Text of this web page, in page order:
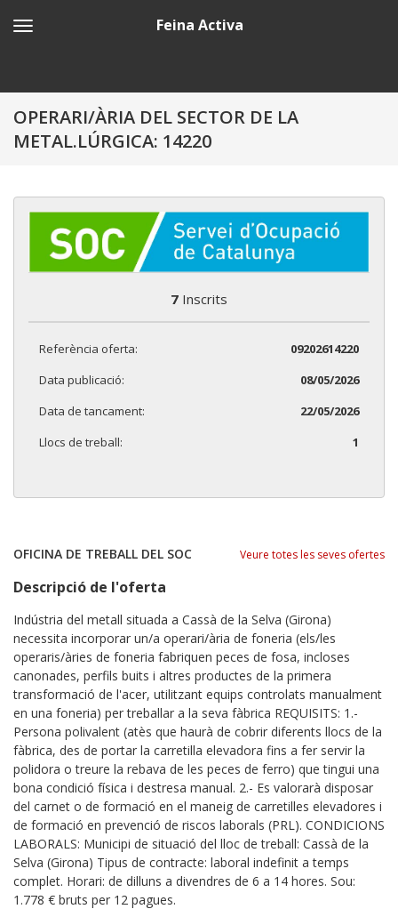
Feina Activa
OPERARI/ÀRIA DEL SECTOR DE LA
METAL.LÚRGICA: 14220
7 Inscrits
Referència oferta:
09202614220
Data publicació:
08/05/2026
Data de tancament:
22/05/2026
Llocs de treball:
1
OFICINA DE TREBALL DEL SOC Veure totes les seves ofertes
Descripció de l'oferta
Indústria del metall situada a Cassà de la Selva (Girona)
necessita incorporar un/a operari/ària de foneria (els/les
operaris/àries de foneria fabriquen peces de fosa, incloses
canonades, perfils buits i altres productes de la primera
transformació de l'acer, utilitzant equips controlats manualment
en una foneria) per treballar a la seva fàbrica REQUISITS: 1.-
Persona polivalent (atès que haurà de cobrir diferents llocs de la
fàbrica, des de portar la carretilla elevadora fins a fer servir la
polidora o treure la rebava de les peces de ferro) que tingui una
bona condició física i destresa manual. 2.- Es valorarà disposar
del carnet o de formació en el maneig de carretilles elevadores i
de formació en prevenció de riscos laborals (PRL). CONDICIONS
LABORALS: Municipi de situació del lloc de treball: Cassà de la
Selva (Girona) Tipus de contracte: laboral indefinit a temps
complet. Horari: de dilluns a divendres de 6 a 14 hores. Sou:
1.778 € bruts per 12 pagues.